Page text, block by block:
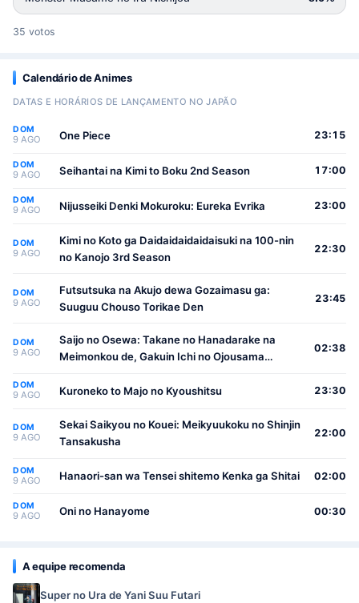
35 votos
Calendário de Animes
DATAS E HORÁRIOS DE LANÇAMENTO NO JAPÃO
DOM
9 AGO One Piece 23:15
DOM
9 AGO Seihantai na Kimi to Boku 2nd Season 17:00
DOM
9 AGO Nijusseiki Denki Mokuroku: Eureka Evrika 23:00
DOM
9 AGO
Kimi no Koto ga Daidaidaidaidaisuki na 100-nin
no Kanojo 3rd Season
22:30
DOM
9 AGO
Futsutsuka na Akujo dewa Gozaimasu ga:
Suuguu Chouso Torikae Den
23:45
DOM
9 AGO
Saijo no Osewa: Takane no Hanadarake na
Meimonkou de, Gakuin Ichi no Ojousama
Osewa suru Koto ni Narimashita
02:38
DOM
9 AGO Kuroneko to Majo no Kyoushitsu 23:30
DOM
9 AGO
Sekai Saikyou no Kouei: Meikyuukoku no Shinjin
Tansakusha
22:00
DOM
9 AGO Hanaori-san wa Tensei shitemo Kenka ga Shitai 02:00
DOM
9 AGO Oni no Hanayome 00:30
A equipe recomenda
Super no Ura de Yani Suu Futari